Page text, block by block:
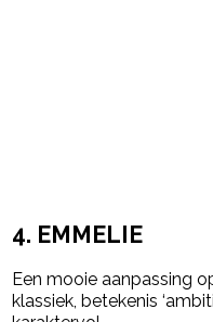
4. EMMELIE
Een mooie aanpassing
klassiek, betekenis